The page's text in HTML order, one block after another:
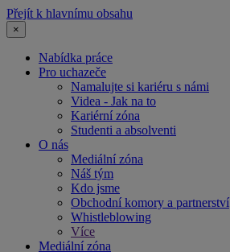
Přejít k hlavnímu obsahu
×
Nabídka práce
Pro uchazeče
Namalujte si kariéru s námi
Videa - Jak na to
Kariérní zóna
Studenti a absolventi
O nás
Mediální zóna
Náš tým
Kdo jsme
Obchodní komory a partnerství
Whistleblowing
Více
Mediální zóna